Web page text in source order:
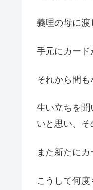
義理の母に渡
手元にカード
それから間も
生い立ちを聞
いと思い、そ
また新たにカ
こうして何度